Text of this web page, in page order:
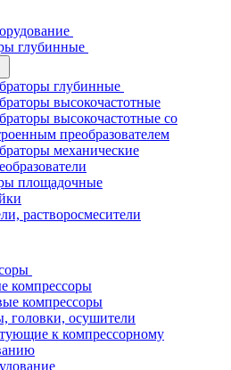
глубинные
глубинные
высокочастотные
высокочастотные со
преобразователем
механические
площадочные
растворосмесители
компрессоры
компрессоры
головки, осушители
к компрессорному